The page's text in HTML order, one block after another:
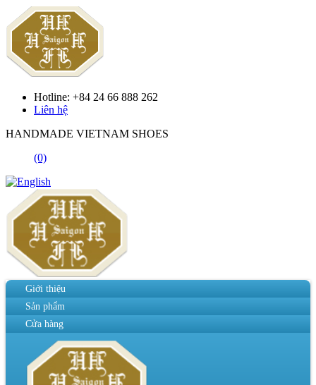
Hotline: +84 24 66 888 262
Liên hệ
HANDMADE VIETNAM SHOES
(0)
Giới thiệu
Sản phẩm
Cửa hàng